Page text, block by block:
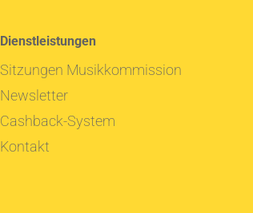
Dienstleistungen
Sitzungen Musikkommission
Newsletter
Cashback-System
Kontakt